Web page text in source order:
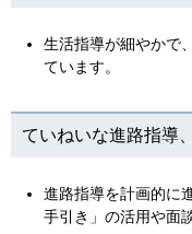
生活指導が細やかで
ています。
ていねいな進路指導
進路指導を計画的に
手引き」の活用や面